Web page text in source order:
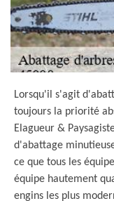
Lorsqu'il s'agit
toujours la priorité
Elagueur &
d'abattage
ce que tous les
équipe hautement
engins les plus